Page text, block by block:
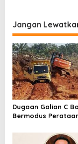
Jangan
Dugaan Galian C
Bermodus
Riau Akan Tinjauan